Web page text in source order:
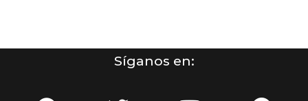
Síganos en: